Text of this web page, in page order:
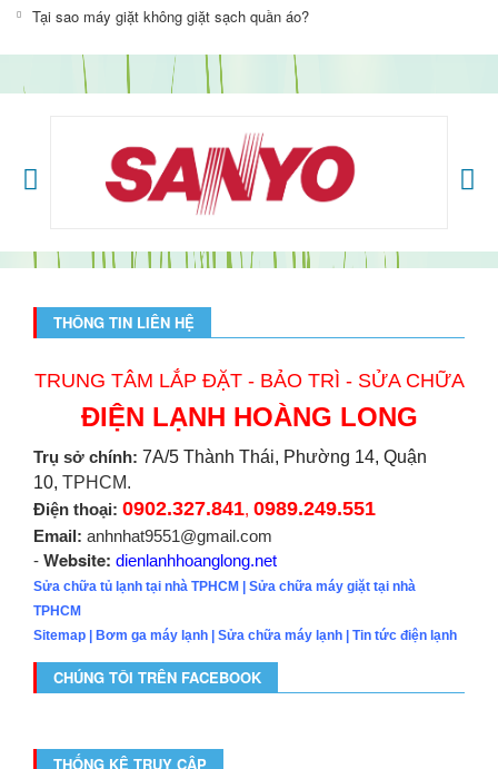
Tại sao máy giặt không giặt sạch quần áo?
THÔNG TIN LIÊN HỆ
TRUNG TÂM LẮP ĐẶT - BẢO TRÌ - SỬA CHỮA
ĐIỆN LẠNH HOÀNG LONG
Trụ sở chính: 7A/5 Thành Thái, Phường 14, Quận
10, TPHCM.
Điện thoại: 0902.327.841, 0989.249.551
Email: anhnhat9551@gmail.com
- Website: dienlanhhoanglong.net
Sửa chữa tủ lạnh tại nhà TPHCM | Sửa chữa máy giặt tại nhà
TPHCM
Sitemap | Bơm ga máy lạnh | Sửa chữa máy lạnh | Tin tức điện lạnh
CHÚNG TÔI TRÊN FACEBOOK
THỐNG KÊ TRUY CẬP